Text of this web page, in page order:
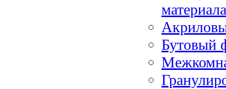
материала
Бутовый